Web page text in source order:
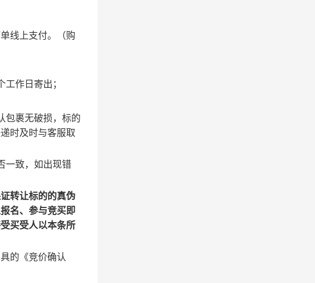
线上支付。（购
作日寄出；
包裹无破损，标的
时及时与客服取
一致，如出现错
转让标的的真伪
名、参与竞买即
买受人以本条所
的《竞价确认